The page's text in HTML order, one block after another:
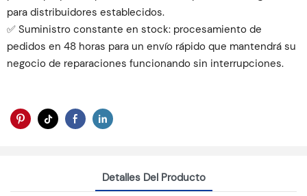
para distribuidores establecidos.
✅ Suministro constante en stock: procesamiento de
pedidos en 48 horas para un envío rápido que mantendrá su
negocio de reparaciones funcionando sin interrupciones.
Detalles Del Producto